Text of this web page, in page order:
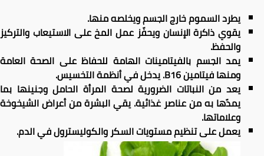
يطرد السموم خارج الجسم ويخلصه منها.
يقوي ذاكرة الإنسان ويحفّز عمل المخ على الاستيعاب والتركيز
والحفظ.
يمد الجسم بالفيتامينات الهامة للحفاظ على الصحة العامة
ومنها فيتامين B16. يدخل في أنظمة التخسيس.
يعد من النباتات الضرورية لصحة المرأة الحامل وجنينها بما
يمدّها به من عناصر غذائية. يقي البشرة من أعراض الشيخوخة
وعلاماتها.
يعمل على تنظيم مستويات السكر والكوليسترول في الدم.